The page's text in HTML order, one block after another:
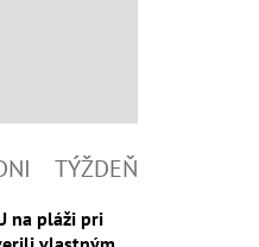
TÝŽDEŇ
na pláži pri